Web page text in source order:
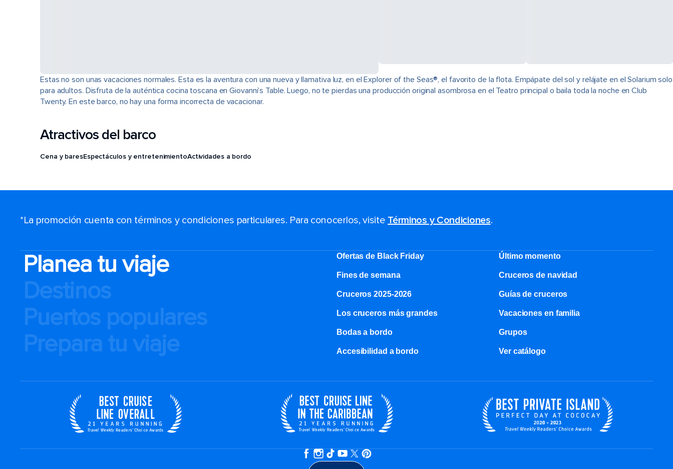
Estas no son unas vacaciones normales. Esta es la aventura con una nueva y llamativa luz, en el Explorer of the Seas®, el favorito de la flota. Empápate del sol y relájate en el Solarium solo
para adultos. Disfruta de la auténtica cocina toscana en Giovanni’s Table. Luego, no te pierdas una producción original asombrosa en el Teatro principal o baila toda la noche en Club
Twenty. En este barco, no hay una forma incorrecta de vacacionar.
Atractivos del barco
Cena y baresEspectáculos y entretenimientoActividades a bordo
*La promoción cuenta con términos y condiciones particulares. Para conocerlos, visite Términos y Condiciones.
Planea tu viaje
Destinos
Puertos populares
Prepara tu viaje
Ofertas de Black Friday Último momento
Fines de semana Cruceros de navidad
Cruceros 2025-2026 Guías de cruceros
Los cruceros más grandes Vacaciones en familia
Bodas a bordo Grupos
Accesibilidad a bordo Ver catálogo